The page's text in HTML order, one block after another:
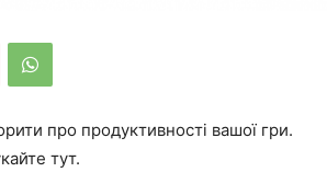
про продуктивності вашої гри.
тут.